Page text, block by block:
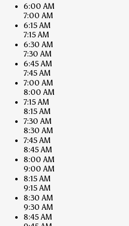
6:00 AM
7:00 AM
6:15 AM
7:15 AM
6:30 AM
7:30 AM
6:45 AM
7:45 AM
7:00 AM
8:00 AM
7:15 AM
8:15 AM
7:30 AM
8:30 AM
7:45 AM
8:45 AM
8:00 AM
9:00 AM
8:15 AM
9:15 AM
8:30 AM
9:30 AM
8:45 AM